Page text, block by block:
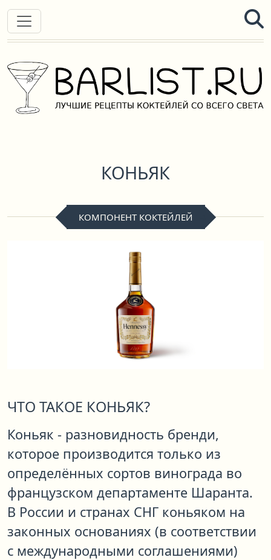
КОНЬЯК
КОМПОНЕНТ КОКТЕЙЛЕЙ
ЧТО ТАКОЕ КОНЬЯК?
Коньяк - разновидность бренди,
которое производится только из
определённых сортов винограда во
французском департаменте Шаранта.
В России и странах СНГ коньяком на
законных основаниях (в соответствии
с международными соглашениями)